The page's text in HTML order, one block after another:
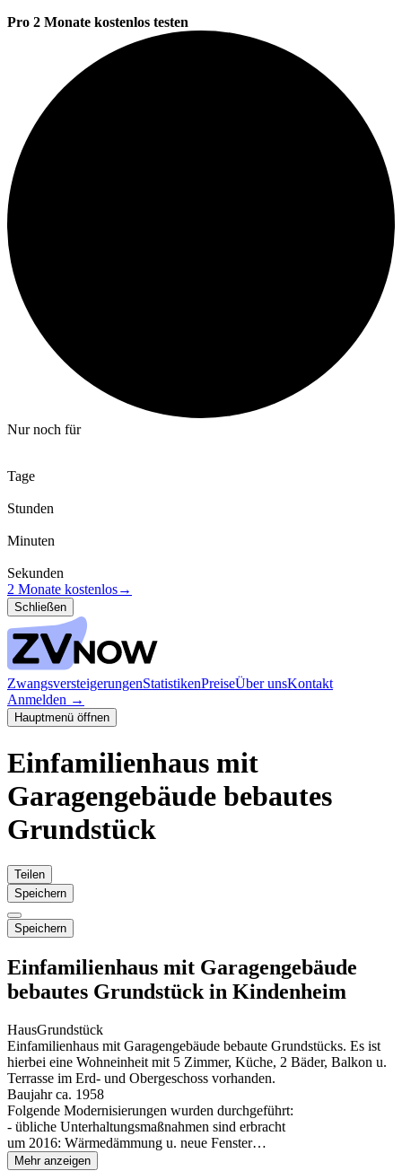
Pro 2 Monate kostenlos testen
Nur noch für
Tage
Stunden
Minuten
Sekunden
2 Monate kostenlos→
Schließen
ZwangsversteigerungenStatistikenPreiseÜber unsKontakt
Anmelden →
Hauptmenü öffnen
Einfamilienhaus mit
Garagengebäude bebautes
Grundstück
Teilen
Speichern
Speichern
Einfamilienhaus mit Garagengebäude
bebautes Grundstück in Kindenheim
HausGrundstück
Einfamilienhaus mit Garagengebäude bebaute Grundstücks. Es ist
hierbei eine Wohneinheit mit 5 Zimmer, Küche, 2 Bäder, Balkon u.
Terrasse im Erd- und Obergeschoss vorhanden.
Baujahr ca. 1958
Folgende Modernisierungen wurden durchgeführt:
- übliche Unterhaltungsmaßnahmen sind erbracht
um 2016: Wärmedämmung u. neue Fenster…
Mehr anzeigen